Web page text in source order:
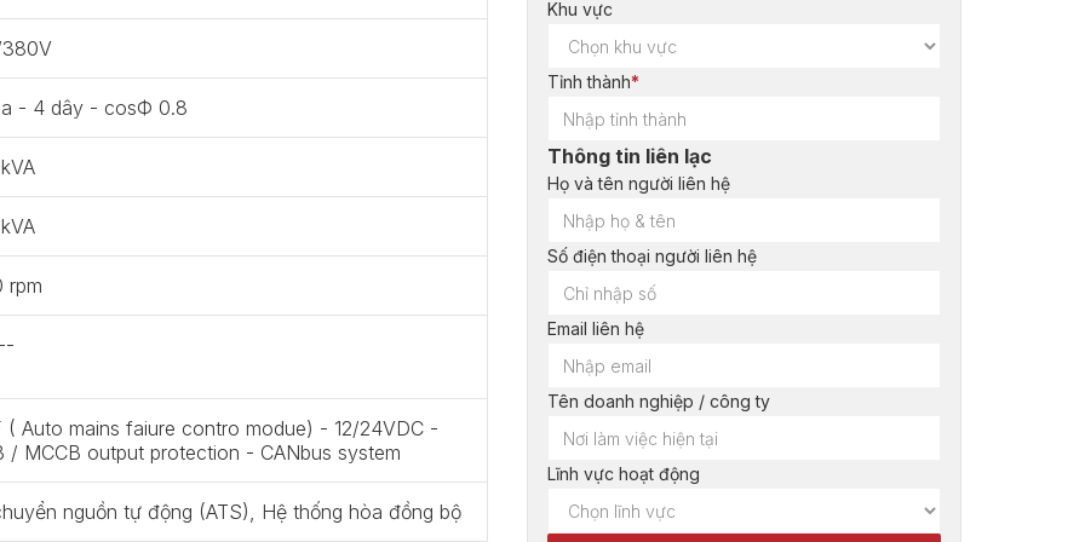
- 4 dây - cosФ 0.8
rpm
( Auto mains faiure contro modue) - 12/24VDC -
/ MCCB output protection - CANbus system
nguồn tự động (ATS), Hệ thống hòa đồng bộ
Khu vực
Tỉnh thành*
Thông tin liên lạc
Họ và tên người liên hệ
Số điện thoại người liên hệ
Email liên hệ
Tên doanh nghiệp / công ty
Lĩnh vực hoạt động